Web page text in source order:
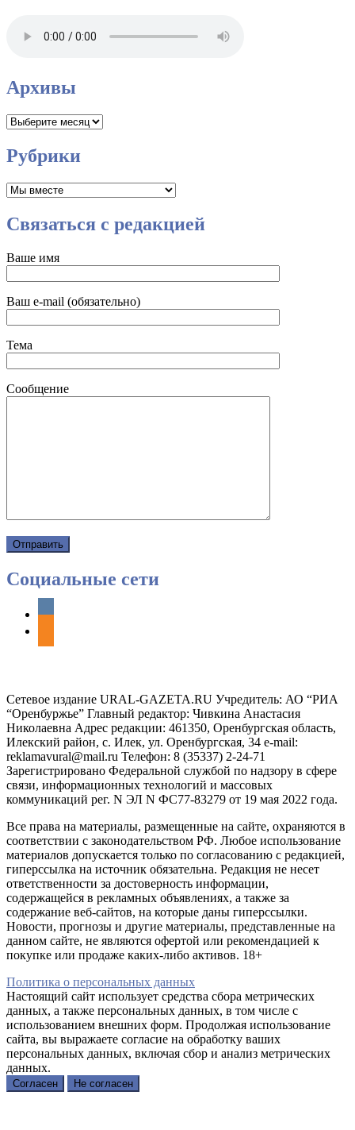
Архивы
Архивы
Рубрики
Рубрики
Связаться с редакцией
Ваше имя
Ваш e-mail (обязательно)
Тема
Сообщение
Социальные сети
vkontakte
Сетевое издание URAL-GAZETA.RU Учредитель: АО “РИА
“Оренбуржье” Главный редактор: Чивкина Анастасия
Николаевна Адрес редакции: 461350, Оренбургская область,
Илекский район, с. Илек, ул. Оренбургская, 34 e-mail:
reklamavural@mail.ru Телефон: 8 (35337) 2-24-71
Зарегистрировано Федеральной службой по надзору в сфере
связи, информационных технологий и массовых
коммуникаций рег. N ЭЛ N ФС77-83279 от 19 мая 2022 года.
Все права на материалы, размещенные на сайте, охраняются в
соответствии с законодательством РФ. Любое использование
материалов допускается только по согласованию с редакцией,
гиперссылка на источник обязательна. Редакция не несет
ответственности за достоверность информации,
содержащейся в рекламных объявлениях, а также за
содержание веб-сайтов, на которые даны гиперссылки.
Новости, прогнозы и другие материалы, представленные на
данном сайте, не являются офертой или рекомендацией к
покупке или продаже каких-либо активов. 18+
Политика о персональных данных
Настоящий сайт использует средства сбора метрических
данных, а также персональных данных, в том числе с
использованием внешних форм. Продолжая использование
сайта, вы выражаете согласие на обработку ваших
персональных данных, включая сбор и анализ метрических
данных.
Согласен Не согласен